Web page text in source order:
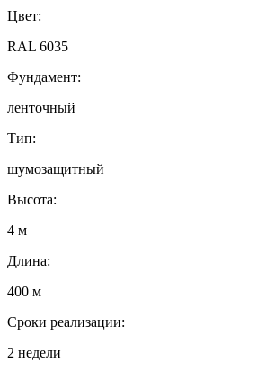
Цвет:
RAL 6035
Фундамент:
ленточный
Тип:
шумозащитный
Высота:
4 м
Длина:
400 м
Сроки реализации:
2 недели